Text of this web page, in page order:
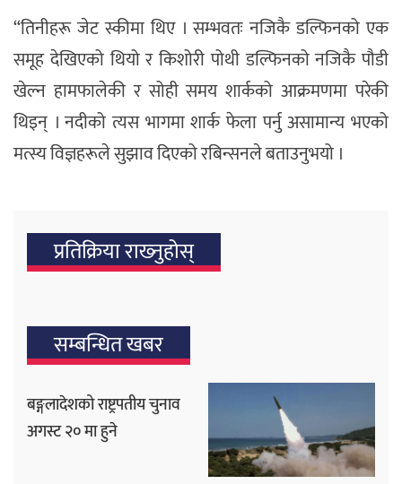
“तिनीहरू जेट स्कीमा थिए । सम्भवतः नजिकै डल्फिनको एक
समूह देखिएको थियो र किशोरी पोथी डल्फिनको नजिकै पौडी
खेल्न हामफालेकी र सोही समय शार्कको आक्रमणमा परेकी
थिइन् । नदीको त्यस भागमा शार्क फेला पर्नु असामान्य भएको
मत्स्य विज्ञहरूले सुझाव दिएको रबिन्सनले बताउनुभयो ।
प्रतिक्रिया राख्‍नुहोस्
सम्बन्धित खबर
बङ्गलादेशको राष्ट्रपतीय चुनाव
अगस्ट २० मा हुने